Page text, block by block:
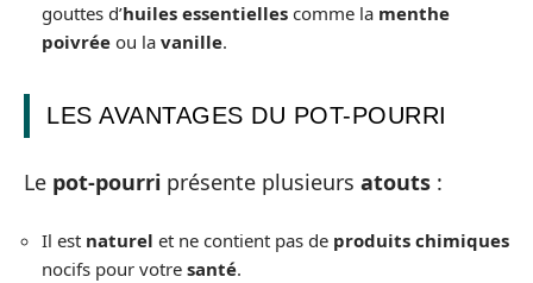
gouttes d’huiles essentielles comme la menthe
poivrée ou la vanille.
LES AVANTAGES DU POT-POURRI
Le pot-pourri présente plusieurs atouts :
Il est naturel et ne contient pas de produits chimiques
nocifs pour votre santé.